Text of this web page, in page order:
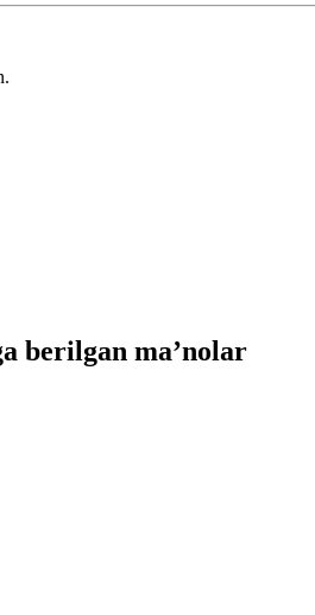
berilgan ma’nolar